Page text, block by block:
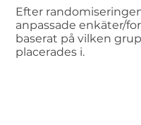
Efter
anpassade enkäter/
baserat på vilken
placerades i.